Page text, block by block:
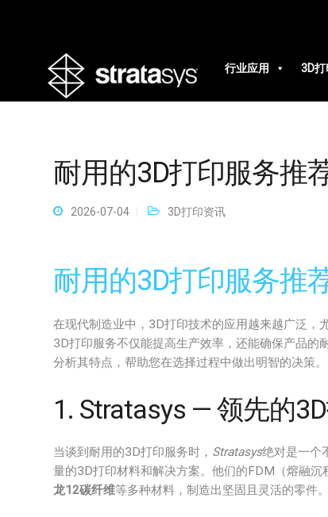
行业应用
3D
耐用的3D打印服务推
2026-07-04 3D打印资讯
耐用的3D打印服务推
在现代制造业中，3D打印技术的应用越来越广泛，
3D打印服务不仅能提高生产效率，还能确保产品的
分析其特点，帮助您在选择过程中做出明智的决策。
1. Stratasys — 领先的
当谈到耐用的3D打印服务时， Stratasys绝对是一个
量的3D打印材料和解决方案。他们的FDM（熔融沉
龙12碳纤维等多种材料，制造出坚固且灵活的零件